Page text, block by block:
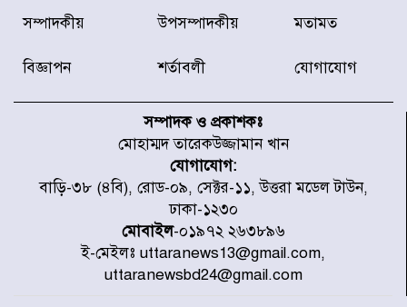
বিদ্যুৎ-জ্বালানি খাতে অস্থিরতা তৈরির
চেষ্টা করছে একটি চক্র : প্রধানমন্ত্রী
৫ আহত, চীনে বন্দর বন্ধ
চিকিৎসা খাতে জিডিপির ৫ শতাংশ
বরাদ্দের ঘোষণা স্থানীয় সরকার মন্ত্রীর
জুলাই জাদুঘর ঘুরে দেখলেন এনসিপি
নেতারা
সম্পাদকীয় উপসম্পাদকীয় মতামত
বিজ্ঞাপন শর্তাবলী যোগাযোগ
সম্পাদক ও প্রকাশকঃ
মোহাম্মদ তারেকউজ্জামান খান
যোগাযোগ:
বাড়ি-৩৮ (৪বি), রোড-০৯, সেক্টর-১১, উত্তরা মডেল টাউন,
ঢাকা-১২৩০
মোবাইল-০১৯৭২ ২৬৩৮৯৬
ই-মেইলঃ uttaranews13@gmail.com,
uttaranewsbd24@gmail.com